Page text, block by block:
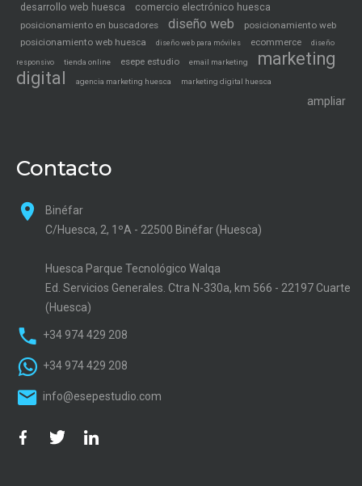
desarrollo web huesca comercio electrónico huesca
posicionamiento en buscadores diseño web
posicionamiento web
posicionamiento web huesca
diseño web para móviles ecommerce diseño
responsivo tienda online esepe estudio email marketing
marketing
digital
agencia marketing huesca marketing digital huesca
ampliar
Contacto
Binéfar
C/Huesca, 2, 1ºA - 22500 Binéfar (Huesca)
Huesca Parque Tecnológico Walqa
Ed. Servicios Generales. Ctra N-330a, km 566 - 22197 Cuarte
(Huesca)
+34 974 429 208
+34 974 429 208
info@esepestudio.com